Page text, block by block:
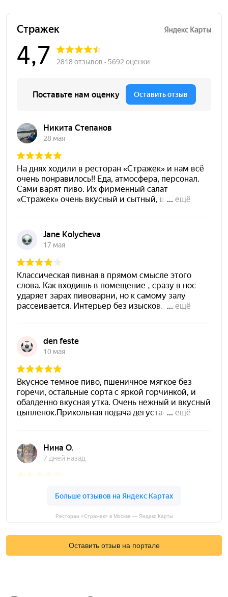
Ресторан «Стражек» в Москве — Яндекс Карты
Оставить отзыв на портале